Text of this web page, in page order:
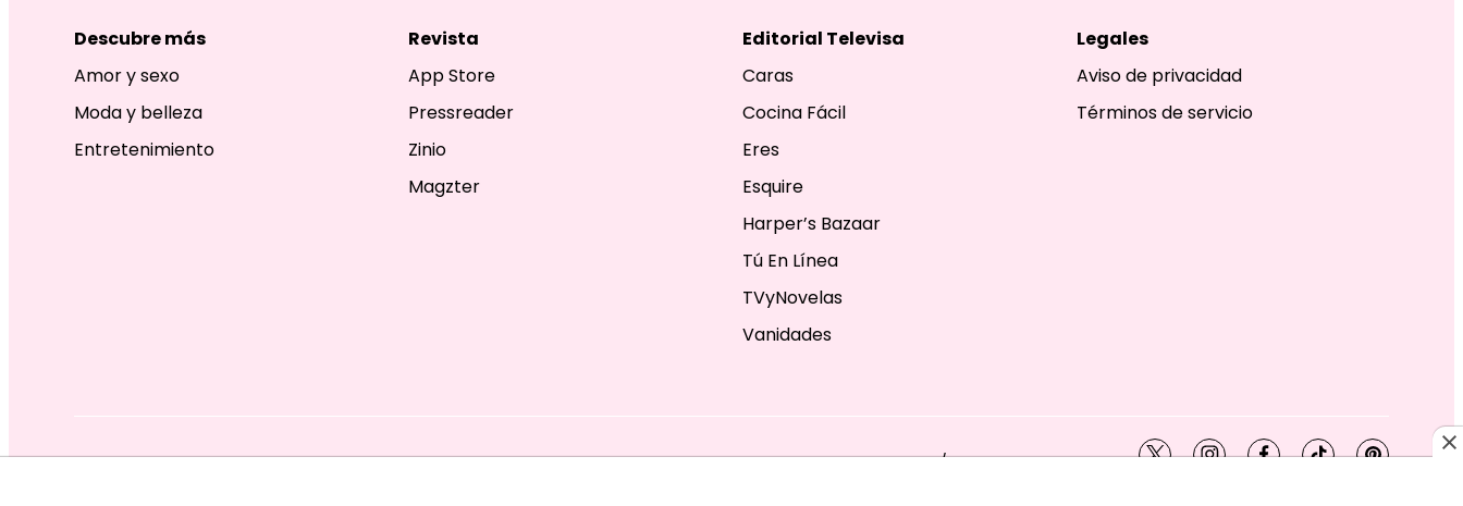
Descubre más
Amor y sexo
Moda y belleza
Entretenimiento
Revista
App Store
Pressreader
Zinio
Magzter
Editorial Televisa
Caras
Cocina Fácil
Eres
Esquire
Harper’s Bazaar
Tú En Línea
TVyNovelas
Vanidades
Legales
Aviso de privacidad
Términos de servicio
EDITORIAL TELEVISA S.A. DE C.V. TODOS LOS DERECHOS RESERVADOS. TBG - EDITORIAL TELEVISA - LIFESTYLES - BEAUTY / FASHION twitterinstagramfacebook
tiktokpinterest